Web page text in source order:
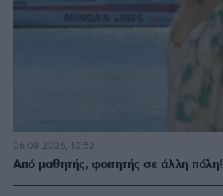
Από μαθητής, φοιτητής σε άλλη πόλη!
06.08.2026, 10:52